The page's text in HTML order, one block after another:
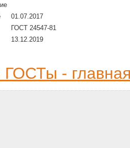
01.07.2017
ГОСТ 24547-81
13.12.2019
ГОСТы -